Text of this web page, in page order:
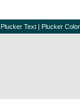
Plucker Text | Plucker Color